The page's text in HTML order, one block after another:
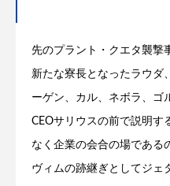
先のプラント・クエタ襲撃
新たな寮長となったラウダ
ーゲン、カル、ネボラ、ゴ
CEOサリウスの前で説明す
なく企業の会合の場である
ヴィムの跡継ぎとしてジェ